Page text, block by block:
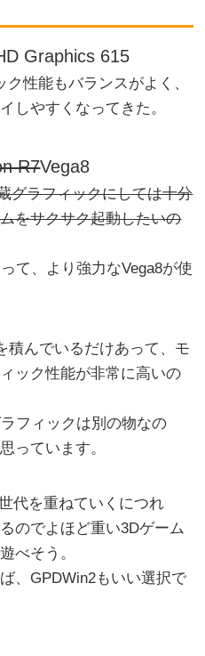
Graphics 615
性能もバランスがよく、
しやすくなってきた。
R7Vega8
グラフィックにしては十分
をサクサク起動したいの
て、より強力なVega8が使
積んでいるだけあって、モ
ック性能が非常に高いの
フィックは別の物なの
っています。
代を重ねていくにつれ
のでよほど重い3Dゲーム
べそう。
、GPDWin2もいい選択で